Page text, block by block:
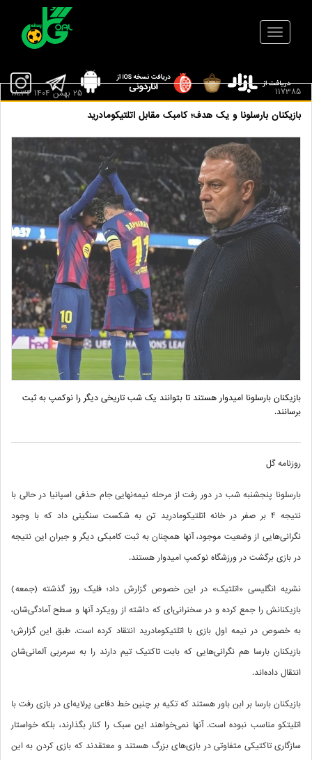
117385
بازیکنان بارسلونا و یک هدف؛ کامبک مقابل اتلتیکومادرید
25 بهمن 1404 18:34
بازیکنان بارسلونا امیدوار هستند تا بتوانند یک شب تاریخی دیگر را نوکمپ به ثبت
برسانند.
روزنامه گل
بارسلونا پنجشنبه شب در دور رفت از مرحله نیمه‌نهایی جام حذفی اسپانیا در حالی با
نتیجه 4 بر صفر در خانه اتلتیکومادرید تن به شکست سنگینی داد که با وجود
نگرانی‌هایی از وضعیت موجود، آنها همچنان به ثبت کامبکی دیگر و جبران این نتیجه
در بازی برگشت در ورزشگاه نوکمپ امیدوار هستند.
نشریه انگلیسی «اتلتیک» در این خصوص گزارش داد؛ فلیک روز گذشته (جمعه)
بازیکنانش را جمع کرده و در سخنرانی‌ای که داشته از رویکرد آنها و سطح آمادگی‌شان،
به خصوص در نیمه اول بازی با اتلتیکومادرید انتقاد کرده است. طبق این گزارش؛
بازیکنان بارسا هم نگرانی‌هایی که بابت تاکتیک تیم دارند را به سرمربی آلمانی‌شان
انتقال داده‌اند.
بازیکنان بارسا بر ابن باور هستند که تکیه بر چنین خط دفاعی پرلایه‌ای در بازی رفت با
اتلیتکو مناسب نبوده است. آنها نمی‌خواهند این سبک را کنار بگذارند، بلکه خواستار
سازگاری تاکتیکی متفاوتی در بازی‌های بزرگ هستند و معتقدند که بازی کردن به این